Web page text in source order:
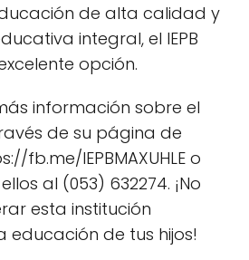
de alta calidad y
integral, el IEPB
opción.
información sobre el
través de su página de
fb.me/IEPBMAXUHLE o
al (053) 632274. ¡No
esta institución
de tus hijos!